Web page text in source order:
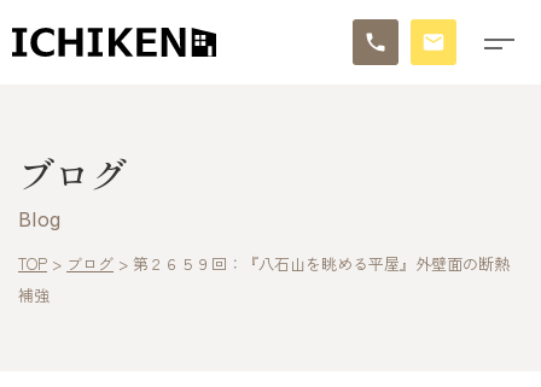
ブログ
施工事例
ブログ
Blog
TOP > ブログ > 第２６５９回：『八石山を眺める平屋』外壁面の断熱
補強